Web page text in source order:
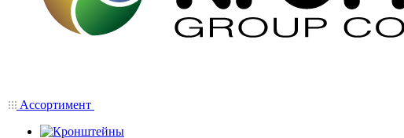
Ассортимент